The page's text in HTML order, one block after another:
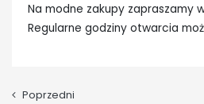
Na modne zakupy zapraszamy
Regularne godziny otwarcia
Poprzedni